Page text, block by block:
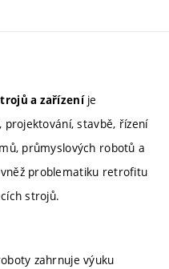
a zařízeníje
stavbě, řízení
průmyslových robotů a
problematiku retrofitu
strojů.
zahrnuje výuku